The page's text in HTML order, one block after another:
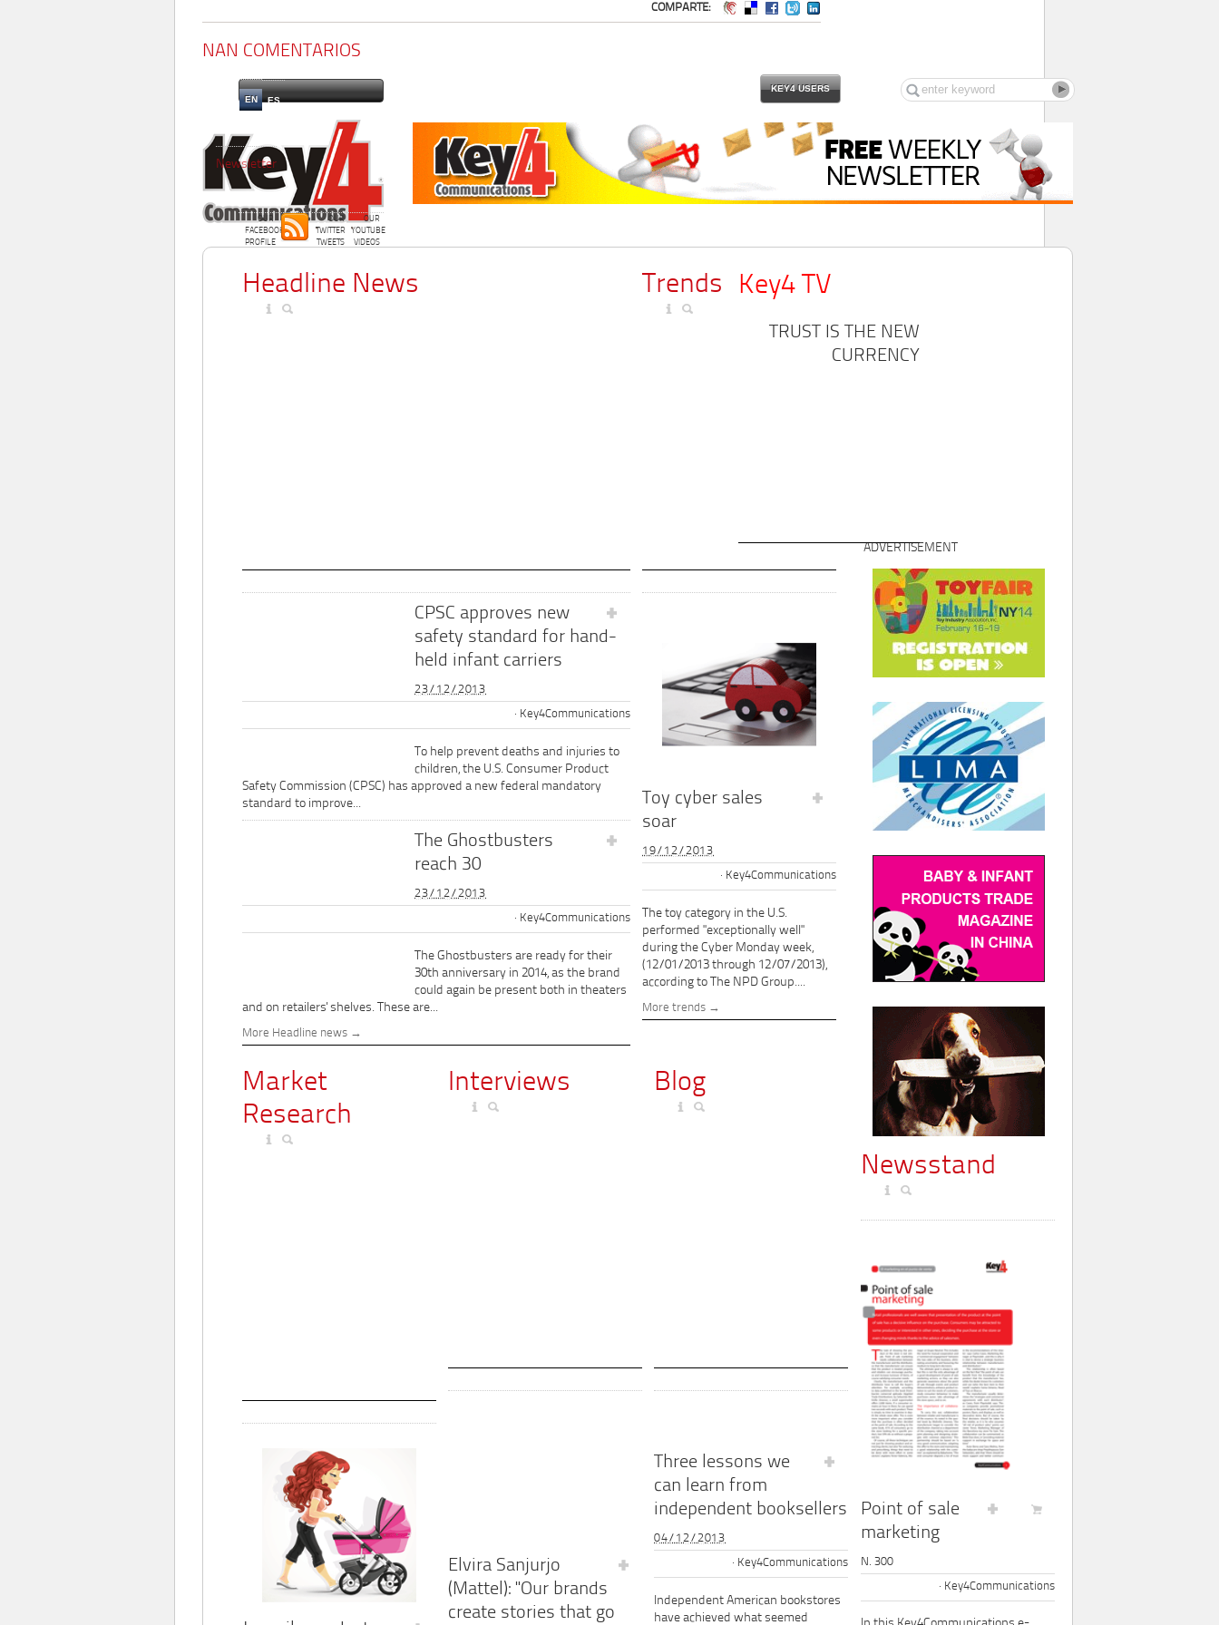
COMPARTE:
NAN COMENTARIOS
EN ES
OUR
FACEBOOK
PROFILE
OUR
TWITTER
TWEETS
OUR
YOUTUBE
VIDEOS
KEY4 USERS
Newsletter
ADVERTISEMENT
Key4 TV
TRUST IS THE NEW
CURRENCY
Headline News
CPSC approves new
safety standard for hand-
held infant carriers
23/12/2013
Key4Communications
To help prevent deaths and injuries to
children, the U.S. Consumer Product
Safety Commission (CPSC) has approved a new federal mandatory
standard to improve...
The Ghostbusters
reach 30
23/12/2013
Key4Communications
The Ghostbusters are ready for their
30th anniversary in 2014, as the brand
could again be present both in theaters
and on retailers' shelves. These are...
More Headline news
Trends
Toy cyber sales
soar
19/12/2013
Key4Communications
The toy category in the U.S.
performed "exceptionally well"
during the Cyber Monday week,
(12/01/2013 through 12/07/2013),
according to The NPD Group....
More trends
Market
Research
Interviews
Elvira Sanjurjo
(Mattel): "Our brands
create stories that go
Blog
Three lessons we
can learn from
independent booksellers
04/12/2013
Key4Communications
Independent American bookstores
have achieved what seemed
Newsstand
Point of sale
marketing
N. 300
Key4Communications